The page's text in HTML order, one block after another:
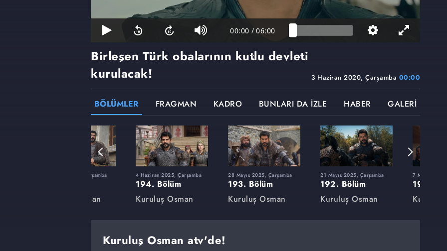
00:00 / 06:00
3 Haziran 2020, Çarşamba 00:00
Birleşen Türk obalarının kutlu devleti
kurulacak!
BÖLÜMLER FRAGMAN KADRO BUNLARI DA İZLE HABER GALERİ
12 Şubat 2025, Çarşamba
Kuruluş Osman
4 Haziran 2025, Çarşamba
194. Bölüm
Kuruluş Osman
28 Mayıs 2025, Çarşamba
193. Bölüm
Kuruluş Osman
21 Mayıs 2025, Çarşamba
192. Bölüm
Kuruluş Osman
7 Mayıs 2025,
191.
Kuruluş
Kuruluş Osman atv'de!